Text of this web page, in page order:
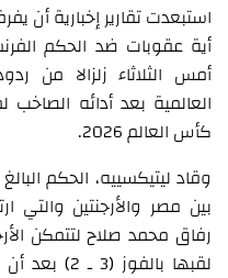
استبعدت تقارير إخبارية أن
أية عقوبات ضد الحكم
أمس الثلاثاء زلزالا من
العالمية بعد أدائه الصاخب
كأس العالم 2026.
بين مصر والأرجنتين
رفاق محمد صلاح لتتمكن